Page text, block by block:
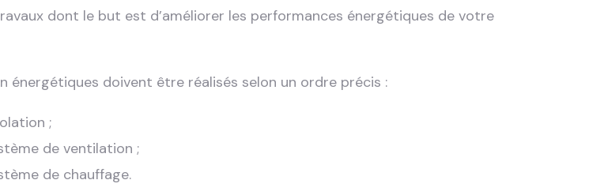
dont le but est d’améliorer les performances énergétiques de votre
énergétiques doivent être réalisés selon un ordre précis :
;
de ventilation ;
de chauffage.